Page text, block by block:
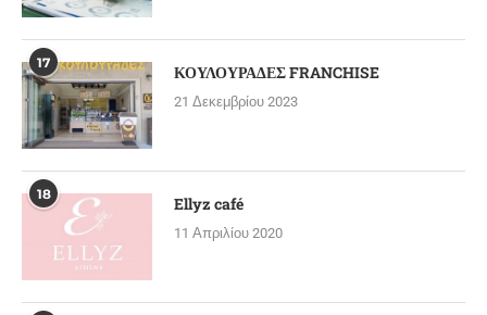
17 ΚΟΥΛΟΥΡΑΔΕΣ FRANCHISE
21 Δεκεμβρίου 2023
18 Ellyz café
11 Απριλίου 2020